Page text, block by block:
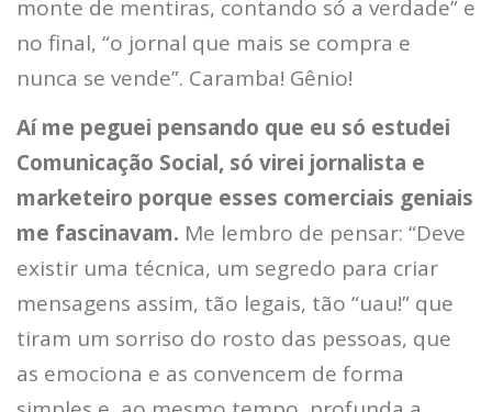
monte de mentiras, contando só a verdade” e
no final, “o jornal que mais se compra e
nunca se vende”. Caramba! Gênio!
Aí me peguei pensando que eu só estudei
Comunicação Social, só virei jornalista e
marketeiro porque esses comerciais geniais
me fascinavam. Me lembro de pensar: “Deve
existir uma técnica, um segredo para criar
mensagens assim, tão legais, tão “uau!” que
tiram um sorriso do rosto das pessoas, que
as emociona e as convencem de forma